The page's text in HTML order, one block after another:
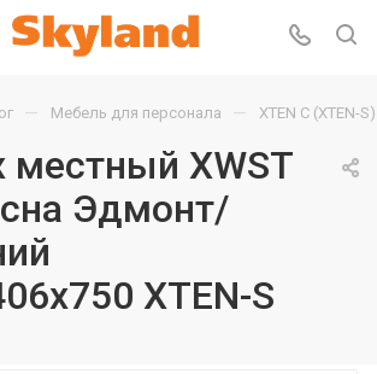
— Мебель для персонала — XTEN С (XTEN-S)
местный XWST
Эдмонт/
XTEN-S